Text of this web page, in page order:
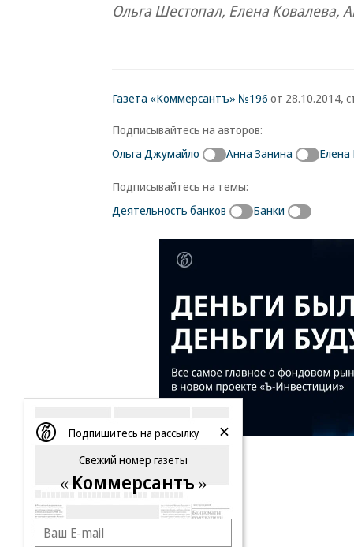
Ольга Шестопал, Елена Ковалева,
Газета «Коммерсантъ» №196 от 28.10.2014,
Подписывайтесь на авторов:
Ольга Джумайло
Анна Занина Елена
Подписывайтесь на темы:
Деятельность банков
Банки
Подпишитесь на рассылку
Свежий номер газеты
Коммерсантъ